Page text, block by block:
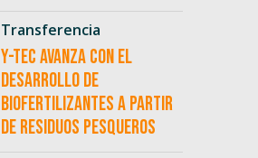
Transferencia
Y-TEC avanza con el
desarrollo de
biofertilizantes a partir
de residuos pesqueros